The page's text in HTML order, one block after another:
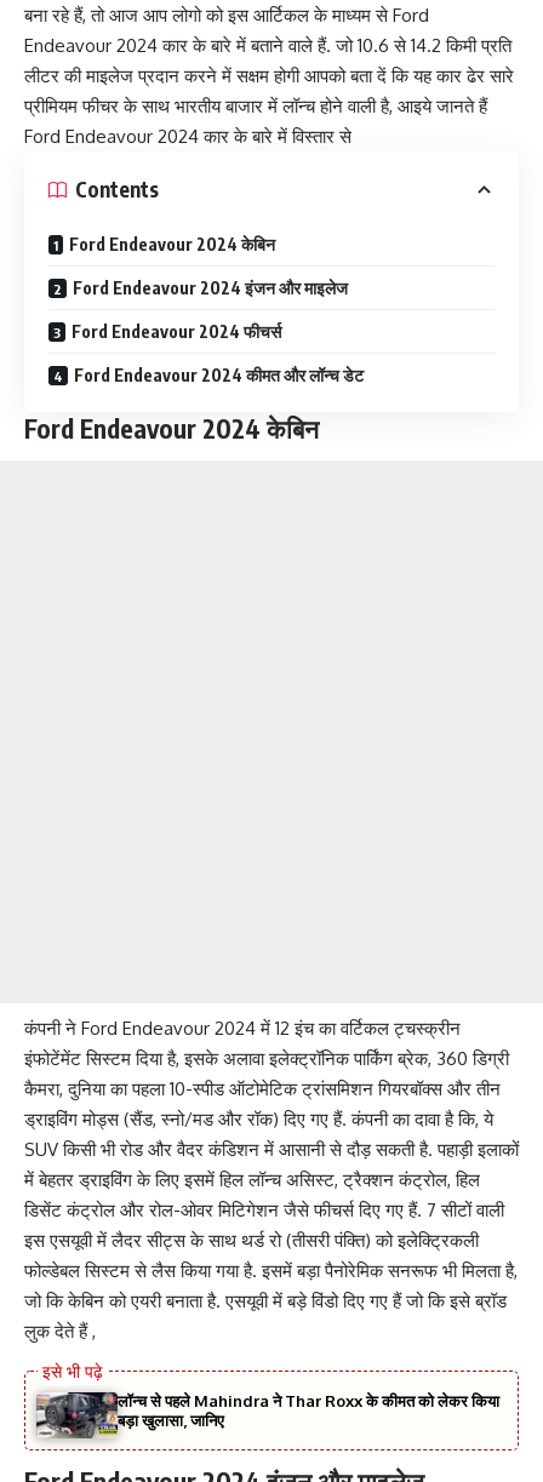
बना रहे हैं, तो आज आप लोगो को इस आर्टिकल के माध्यम से Ford
Endeavour 2024 कार के बारे में बताने वाले हैं. जो 10.6 से 14.2 किमी प्रति
लीटर की माइलेज प्रदान करने में सक्षम होगी आपको बता दें कि यह कार ढेर सारे
प्रीमियम फीचर के साथ भारतीय बाजार में लॉन्च होने वाली है, आइये जानते हैं
Ford Endeavour 2024 कार के बारे में विस्तार से
Contents
Ford Endeavour 2024 केबिन
Ford Endeavour 2024 इंजन और माइलेज
Ford Endeavour 2024 फीचर्स
Ford Endeavour 2024 कीमत और लॉन्च डेट
Ford Endeavour 2024 केबिन
कंपनी ने Ford Endeavour 2024 में 12 इंच का वर्टिकल ट्चस्क्रीन
इंफोटेंमेंट सिस्टम दिया है, इसके अलावा इलेक्ट्रॉनिक पार्किंग ब्रेक, 360 डिग्री
कैमरा, दुनिया का पहला 10-स्पीड ऑटोमेटिक ट्रांसमिशन गियरबॉक्स और तीन
ड्राइविंग मोड्स (सैंड, स्नो/मड और रॉक) दिए गए हैं. कंपनी का दावा है कि, ये
SUV किसी भी रोड और वैदर कंडिशन में आसानी से दौड़ सकती है. पहाड़ी इलाकों
में बेहतर ड्राइविंग के लिए इसमें हिल लॉन्च असिस्ट, ट्रैक्शन कंट्रोल, हिल
डिसेंट कंट्रोल और रोल-ओवर मिटिगेशन जैसे फीचर्स दिए गए हैं. 7 सीटों वाली
इस एसयूवी में लैदर सीट्स के साथ थर्ड रो (तीसरी पंक्ति) को इलेक्ट्रिकली
फोल्डेबल सिस्टम से लैस किया गया है. इसमें बड़ा पैनोरेमिक सनरूफ भी मिलता है,
जो कि केबिन को एयरी बनाता है. एसयूवी में बड़े विंडो दिए गए हैं जो कि इसे ब्रॉड
लुक देते हैं ,
लॉन्च से पहले Mahindra ने Thar Roxx के कीमत को लेकर किया
बड़ा खुलासा, जानिए